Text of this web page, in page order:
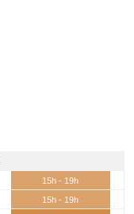
15h - 19h
15h - 19h